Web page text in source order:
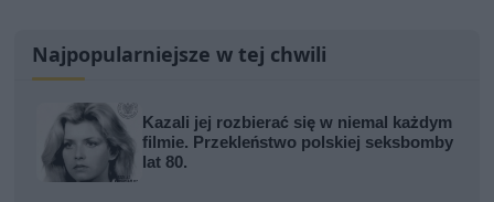
Najpopularniejsze w tej chwili
Kazali jej rozbierać się w niemal każdym
filmie. Przekleństwo polskiej seksbomby
lat 80.